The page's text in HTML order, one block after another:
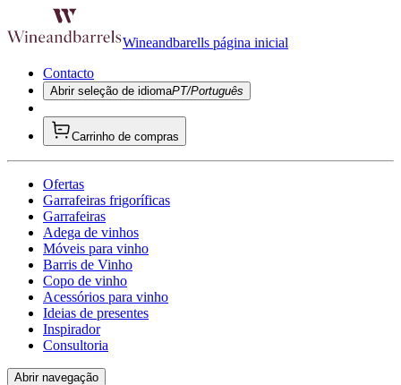
Wineandbarells página inicial
Contacto
Abrir seleção de idiomaPT/Português
Carrinho de compras
Ofertas
Garrafeiras frigoríficas
Garrafeiras
Adega de vinhos
Móveis para vinho
Barris de Vinho
Copo de vinho
Acessórios para vinho
Ideias de presentes
Inspirador
Consultoria
Abrir navegação